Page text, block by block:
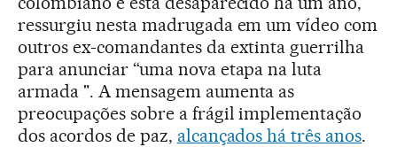
ressurgiu nesta madrugada em um vídeo com
outros ex-comandantes da extinta guerrilha
para anunciar “uma nova etapa na luta
armada ". A mensagem aumenta as
preocupações sobre a frágil implementação
dos acordos de paz, alcançados há três anos.